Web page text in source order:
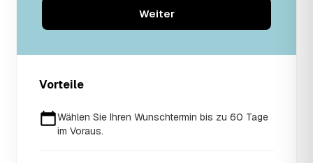
Weiter
Vorteile
Wählen Sie Ihren Wunschtermin bis zu 60 Tage
im Voraus.